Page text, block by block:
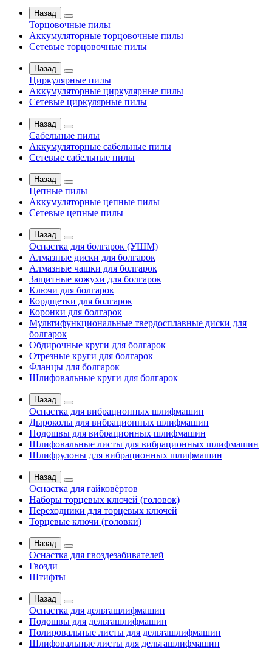
Назад
Торцовочные пилы
Аккумуляторные торцовочные пилы
Сетевые торцовочные пилы
Назад
Циркулярные пилы
Аккумуляторные циркулярные пилы
Сетевые циркулярные пилы
Назад
Сабельные пилы
Аккумуляторные сабельные пилы
Сетевые сабельные пилы
Назад
Цепные пилы
Аккумуляторные цепные пилы
Сетевые цепные пилы
Назад
Оснастка для болгарок (УШМ)
Алмазные диски для болгарок
Алмазные чашки для болгарок
Защитные кожухи для болгарок
Ключи для болгарок
Кордщетки для болгарок
Коронки для болгарок
Мультифункциональные твердосплавные диски для
болгарок
Обдирочные круги для болгарок
Отрезные круги для болгарок
Фланцы для болгарок
Шлифовальные круги для болгарок
Назад
Оснастка для вибрационных шлифмашин
Дыроколы для вибрационных шлифмашин
Подошвы для вибрационных шлифмашин
Шлифовальные листы для вибрационных шлифмашин
Шлифрулоны для вибрационных шлифмашин
Назад
Оснастка для гайковёртов
Наборы торцевых ключей (головок)
Переходники для торцевых ключей
Торцевые ключи (головки)
Назад
Оснастка для гвоздезабивателей
Гвозди
Штифты
Назад
Оснастка для дельташлифмашин
Подошвы для дельташлифмашин
Полировальные листы для дельташлифмашин
Шлифовальные листы для дельташлифмашин